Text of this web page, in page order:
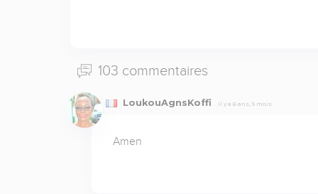
103 commentaires
LoukouAgnsKoffi Il y a 6 ans, 5 mois
Amen